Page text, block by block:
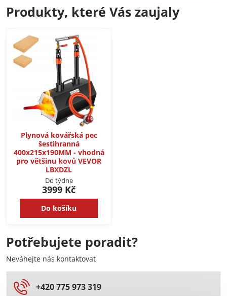
Produkty, které Vás zaujaly
Plynová kovářská pec
šestihranná
400x215x190MM - vhodná
pro většinu kovů VEVOR
LBXDZL
Do týdne
3999 Kč
Do košíku
Potřebujete poradit?
Neváhejte nás kontaktovat
+420 775 973 319